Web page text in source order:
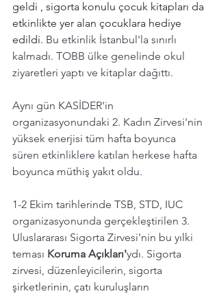
geldi , sigorta konulu çocuk kitapları da
etkinlikte yer alan çocuklara hediye
edildi. Bu etkinlik İstanbul'la sınırlı
kalmadı. TOBB ülke genelinde okul
ziyaretleri yaptı ve kitaplar dağıttı.
Aynı gün KASİDER'in
organizasyonundaki 2. Kadın Zirvesi'nin
yüksek enerjisi tüm hafta boyunca
süren etkinliklere katılan herkese hafta
boyunca müthiş yakıt oldu.
1-2 Ekim tarihlerinde TSB, STD, IUC
organizasyonunda gerçekleştirilen 3.
Uluslararası Sigorta Zirvesi'nin bu yılki
teması Koruma Açıkları'ydı. Sigorta
zirvesi, düzenleyicilerin, sigorta
şirketlerinin, çatı kuruluşların